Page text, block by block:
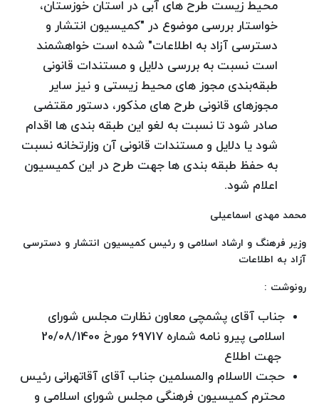
محیط زیست طرح های آبی در استان خوزستان،
خواستار بررسی موضوع در "کمیسیون انتشار و
دسترسی آزاد به اطلاعات" شده است خواهشمند
است نسبت به بررسی دلایل و مستندات قانونی
طبقه‌بندی مجوز های محیط زیستی و نیز سایر
مجوزهای قانونی طرح های مذکور، دستور مقتضی
صادر شود تا نسبت به لغو این طبقه بندی ها اقدام
شود یا دلایل و مستندات قانونی آن وزارتخانه نسبت
به حفظ طبقه بندی ها جهت طرح در این کمیسیون
اعلام شود.
محمد مهدی اسماعیلی
وزیر فرهنگ و ارشاد اسلامی و رئیس کمیسیون انتشار و دسترسی
آزاد به اطلاعات
رونوشت :
جناب آقای پشمچی معاون نظارت مجلس شورای
اسلامی پیرو نامه شماره 69717 مورخ 20/08/1400
جهت اطلاع
حجت الاسلام والمسلمین جناب آقای آقاتهرانی رئیس
محترم کمیسیون فرهنگی مجلس شورای اسلامی و